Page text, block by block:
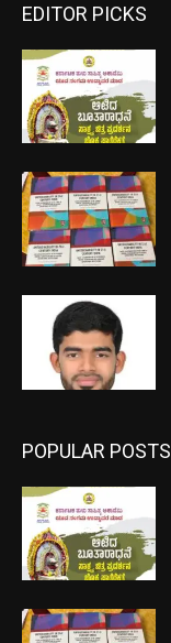
EDITOR PICKS
POPULAR POSTS